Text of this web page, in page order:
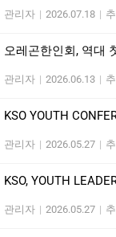
관리자 | 2026.07.18 |
오레곤한인회, 역대
관리자 | 2026.06.13 |
KSO YOUTH
관리자 | 2026.05.27 |
KSO, YOUTH
관리자 | 2026.05.27 |